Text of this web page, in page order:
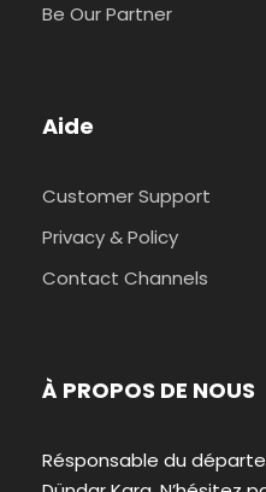
Be Our Partner
Aide
Customer Support
Privacy & Policy
Contact Channels
À PROPOS DE NOUS
Résponsable du